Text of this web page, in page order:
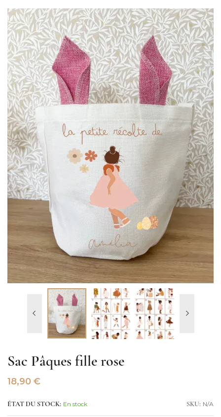
Sac Pâques fille rose
18,90 €
ÉTAT DU STOCK: En stock SKU: N/A